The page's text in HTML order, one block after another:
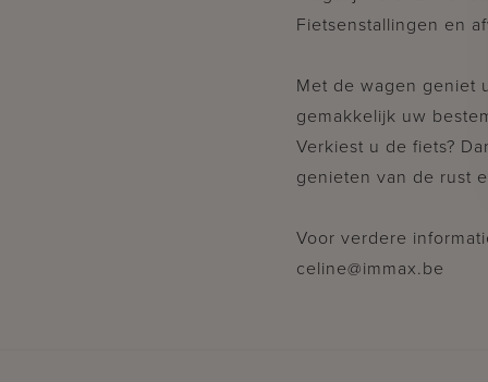
Fietsenstallingen en
Met de wagen geniet
gemakkelijk uw
Verkiest u de fiets?
genieten van de rust
Voor verdere
celine@immax.be